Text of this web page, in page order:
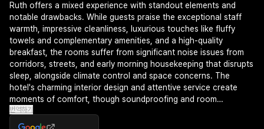
Ruth offers a mixed experience with standout elements and
notable drawbacks. While guests praise the exceptional staff
warmth, impressive cleanliness, luxurious touches like fluffy
towels and complementary amenities, and a high-quality
breakfast, the rooms suffer from significant noise issues from
corridors, streets, and early morning housekeeping that disrupts
sleep, alongside climate control and space concerns. The
hotel's charming interior design and attentive service create
moments of comfort, though soundproofing and room
functionality require improvement.
번역하기